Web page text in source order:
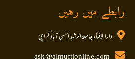
رابطے میں رہیں
داراالافتاء جامعۃ الرشید احسن آباد کراچی